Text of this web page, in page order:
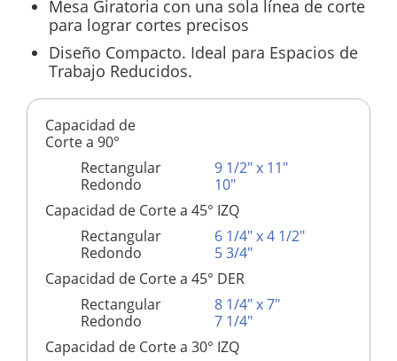
Mesa Giratoria con una sola línea de corte
para lograr cortes precisos
Diseño Compacto. Ideal para Espacios de
Trabajo Reducidos.
Capacidad de
Corte a 90°
Rectangular
9 1/2" x 11"
Redondo
10"
Capacidad de Corte a 45° IZQ
Rectangular
6 1/4" x 4 1/2"
Redondo
5 3/4"
Capacidad de Corte a 45° DER
Rectangular
8 1/4" x 7"
Redondo
7 1/4"
Capacidad de Corte a 30° IZQ